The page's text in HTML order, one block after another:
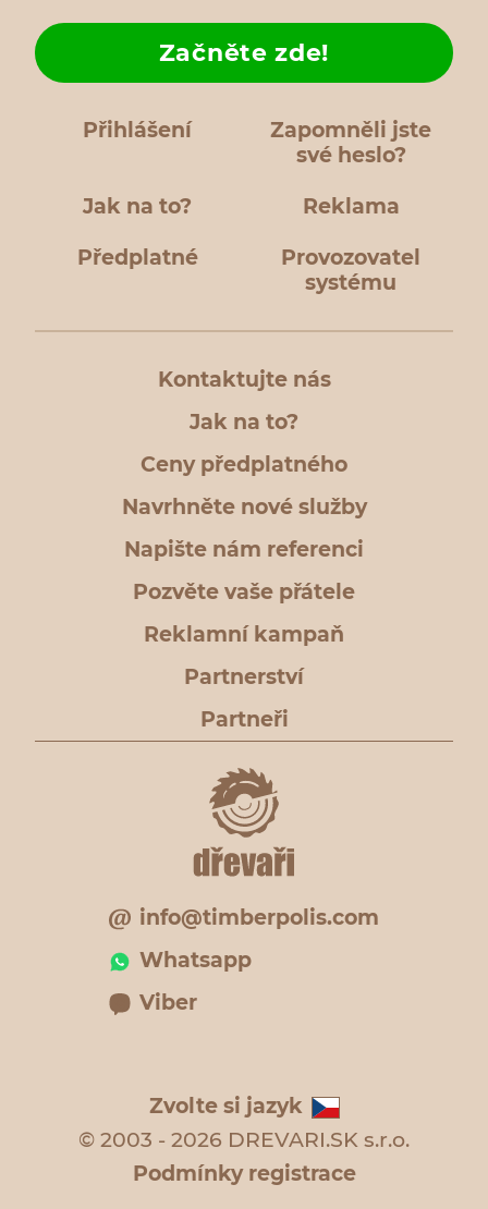
Přihlášení
Zapomněli jste
své heslo?
Jak na to?
Začněte zde!
Reklama
Předplatné
Provozovatel
systému
Kontaktujte nás
Jak na to?
Ceny předplatného
Navrhněte nové služby
Napište nám referenci
Pozvěte vaše přátele
Reklamní kampaň
Partnerství
Partneři
info@timberpolis.com
Whatsapp
Viber
Zvolte si jazyk
© 2003 - 2026 DREVARI.SK s.r.o.
Podmínky registrace